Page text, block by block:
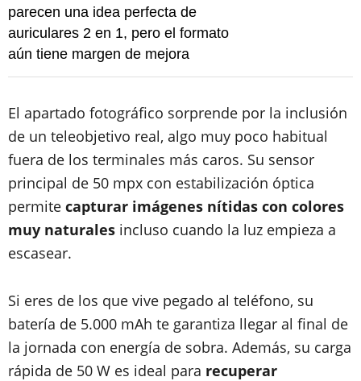
parecen una idea perfecta de
auriculares 2 en 1, pero el formato
aún tiene margen de mejora
El apartado fotográfico sorprende por la inclusión
de un teleobjetivo real, algo muy poco habitual
fuera de los terminales más caros. Su sensor
principal de 50 mpx con estabilización óptica
permite capturar imágenes nítidas con colores
muy naturales incluso cuando la luz empieza a
escasear.
Si eres de los que vive pegado al teléfono, su
batería de 5.000 mAh te garantiza llegar al final de
la jornada con energía de sobra. Además, su carga
rápida de 50 W es ideal para recuperar